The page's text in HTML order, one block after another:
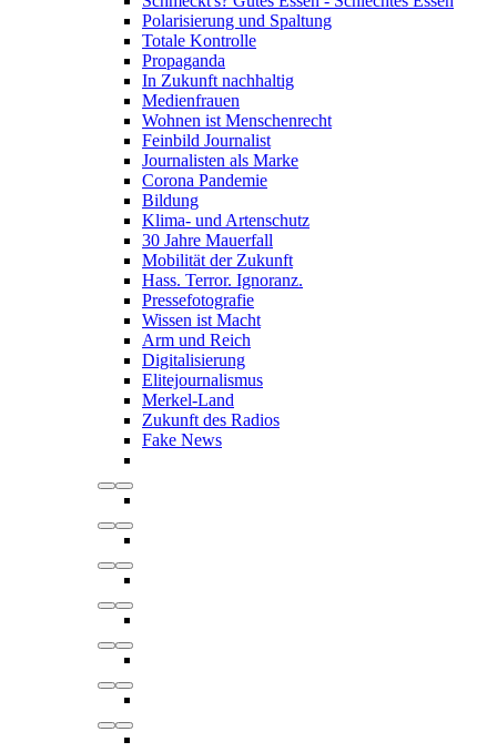
Polarisierung und Spaltung
Totale Kontrolle
Propaganda
In Zukunft nachhaltig
Medienfrauen
Wohnen ist Menschenrecht
Feinbild Journalist
Journalisten als Marke
Corona Pandemie
Bildung
Klima- und Artenschutz
30 Jahre Mauerfall
Mobilität der Zukunft
Hass. Terror. Ignoranz.
Pressefotografie
Wissen ist Macht
Arm und Reich
Digitalisierung
Elitejournalismus
Merkel-Land
Zukunft des Radios
Fake News